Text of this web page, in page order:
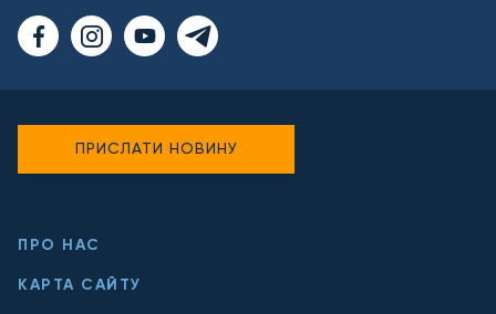
ПРО НАС
КАРТА САЙТУ
ПРИСЛАТИ НОВИНУ